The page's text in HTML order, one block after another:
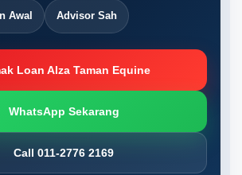
Awal Advisor Sah
Loan Alza Taman Equine
WhatsApp Sekarang
Call 011-2776 2169